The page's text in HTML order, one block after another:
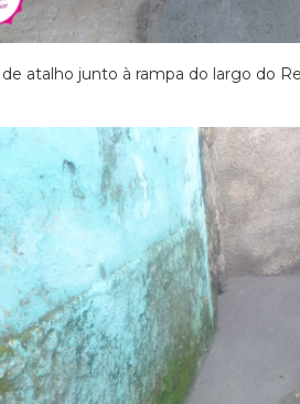
atalho junto à rampa do largo do